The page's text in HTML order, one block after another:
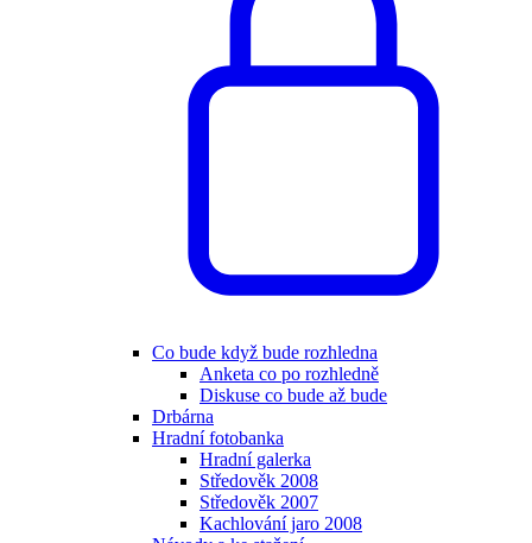
Co bude když bude rozhledna
Anketa co po rozhledně
Diskuse co bude až bude
Drbárna
Hradní fotobanka
Hradní galerka
Středověk 2008
Středověk 2007
Kachlování jaro 2008